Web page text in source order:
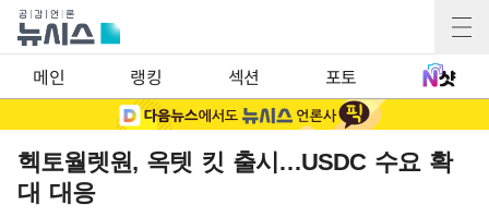
메인 랭킹 섹션 포토
헥토월렛원, 옥텟 킷 출시…USDC 수요 확
대 대응